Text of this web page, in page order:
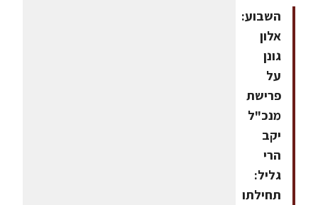
השבוע:
אלון
גונן
על
פרישת
מנכ"ל
יקב
הרי
גליל:
תחילתו